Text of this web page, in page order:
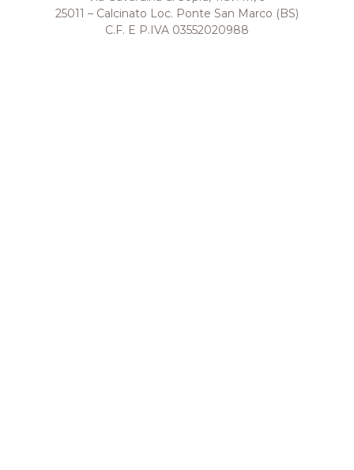
25011 – Calcinato Loc. Ponte San Marco (BS)
C.F. E P.IVA 03552020988